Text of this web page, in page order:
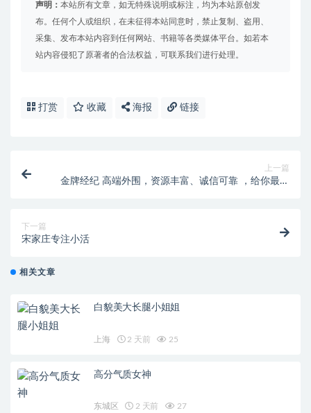
声明： 本站所有文章，如无特殊说明或标注，均为本站原创发
布。任何个人或组织，在未征得本站同意时，禁止复制、盗用、
采集、发布本站内容到任何网站、书籍等各类媒体平台。如若本
站内容侵犯了原著者的合法权益，可联系我们进行处理。
打赏 收藏 海报 链接
上一篇
金牌经纪 高端外围，资源丰富、诚信可靠 ，给你最佳
下一篇
宋家庄专注小活
相关文章
白貌美大长腿小姐姐
上海 2 天前 25
高分气质女神
东城区 2 天前 27